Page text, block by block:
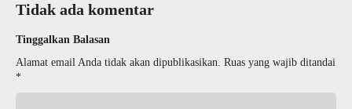
Tidak ada komentar
Tinggalkan Balasan
Alamat email Anda tidak akan dipublikasikan. Ruas yang wajib ditandai
*